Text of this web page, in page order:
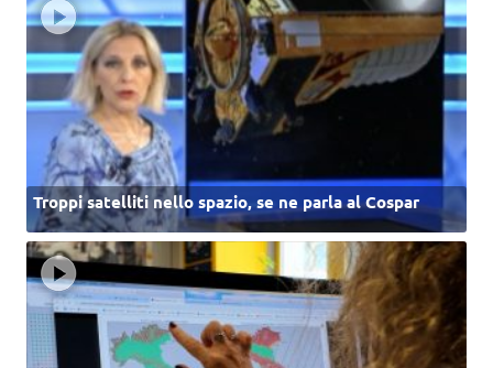
Troppi satelliti nello spazio, se ne parla al Cospar